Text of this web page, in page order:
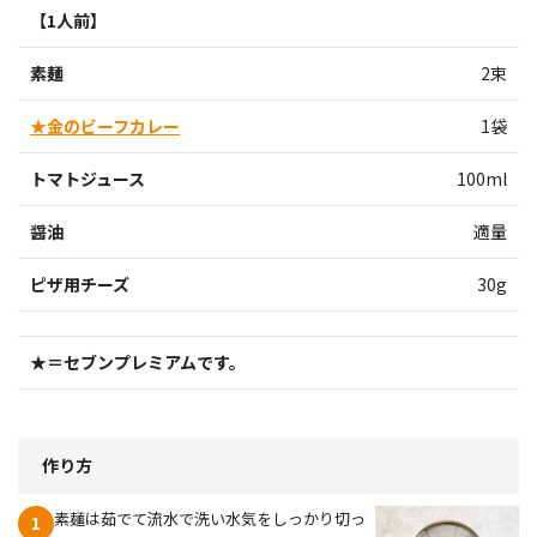
【1人前】
素麺 2束
★金のビーフカレー 1袋
トマトジュース 100ml
醤油 適量
ピザ用チーズ 30g
★＝セブンプレミアムです。
作り方
1
素麺は茹でて流水で洗い水気をしっかり切っ